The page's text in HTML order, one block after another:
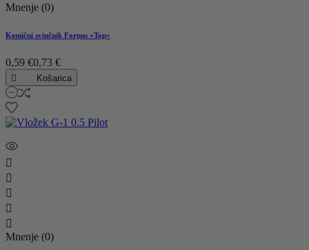
Mnenje (0)
Kemični svinčnik Forpus »Top«
0,59 €0,73 €
 Košarica





Mnenje (0)